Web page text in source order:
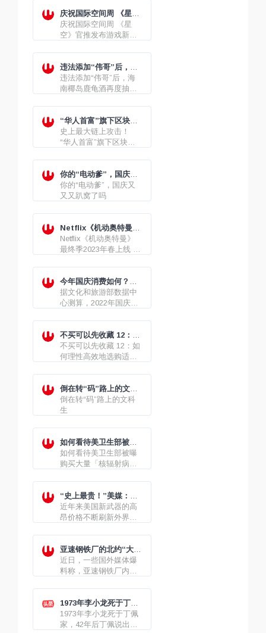
庆祝国际空间周 《星
空》官推发布游戏新艺
术图
庆祝国际空间周 《星
空》官推发布游戏新艺
违法添加“伟哥”后，海
南椰岛鹿龟酒再度抽检
不合格
违法添加“伟哥”后，海
南椰岛鹿龟酒再度抽检
“华人首富”旗下区块链
币安链项目遭窃，案值
8.5 亿美元
史上最大链上攻击！
“华人首富”旗下区块链
你的“电动爹”，国庆又
又又趴窝了吗
你的“电动爹”，国庆又
又又趴窝了吗
Netflix《机动奥特曼》
最终季2023年春上线 作
者亲绘海报公开
Netflix《机动奥特曼》
最终季2023年春上线 作
今年国庆消费如何？成
绩单来了
据文化和旅游部数据中
心测算，2022年国庆节
国内旅游收入2872.1亿
元。
不买可以先收藏 12：如
何理性高效地选购适合
自己的二手房
不买可以先收藏 12：如
何理性高效地选购适合
倒在转“码”路上的文科
生
倒在转“码”路上的文科
生
如何看待美卫生部被曝
购买大量「核辐射病」
药物
如何看待美卫生部被曝
购买大量「核辐射病」
“史上最贵！”美媒：美
国空军第六代战斗机每
架将耗资“数亿美元”
近年来美国新武器的高
昂价格不断刷新外界三
战斗机的报价感到目瞪
口呆——高达创记录的
数亿美元！
亚速钢铁厂的北约“大
鱼”快要浮出水面?
近日，一些国外媒体爆
料称，亚速钢铁厂内的
时被俄方抓获，但截至
目前这一说法并未得到
俄官方证实。俄国防部
1973年李小龙死于丁佩
家之谜
1973年李小龙死于丁佩
家，42年后丁佩说出经